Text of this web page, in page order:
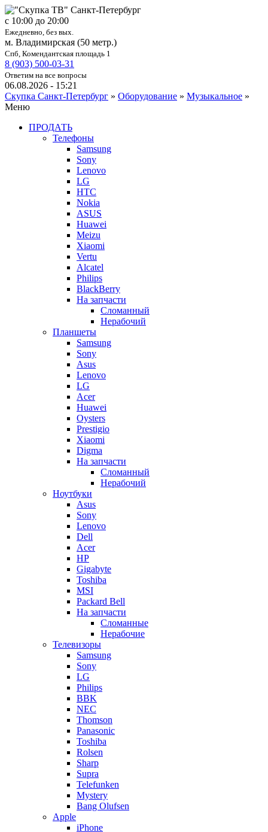
c 10:00 до 20:00
Ежедневно, без вых.
м. Владимирская (50 метр.)
Спб, Комендантская площадь 1
8 (903) 500-03-31
Ответим на все вопросы
06.08.2026 - 15:21
Скупка Санкт-Петербург » Оборудование » Музыкальное »
Меню
ПРОДАТЬ
Телефоны
Samsung
Sony
Lenovo
LG
HTC
Nokia
ASUS
Huawei
Meizu
Xiaomi
Vertu
Alcatel
Philips
BlackBerry
На запчасти
Сломанный
Нерабочий
Планшеты
Samsung
Sony
Asus
Lenovo
LG
Acer
Huawei
Oysters
Prestigio
Xiaomi
Digma
На запчасти
Сломанный
Нерабочий
Ноутбуки
Asus
Sony
Lenovo
Dell
Acer
HP
Gigabyte
Toshiba
MSI
Packard Bell
На запчасти
Сломанные
Нерабочие
Телевизоры
Samsung
Sony
LG
Philips
BBK
NEC
Thomson
Panasonic
Toshiba
Rolsen
Sharp
Supra
Telefunken
Mystery
Bang Olufsen
Apple
iPhone